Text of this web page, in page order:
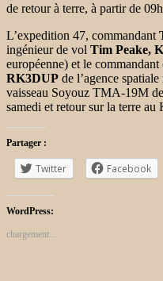
de retour à terre, à partir de
L’expedition 47, commandant
ingénieur de vol Tim Peake,
européenne) et le
RK3DUP de l’agence
vaisseau Soyouz TMA-19M
samedi et retour sur la terre au
Partager :
Twitter Facebook
WordPress:
chargement…